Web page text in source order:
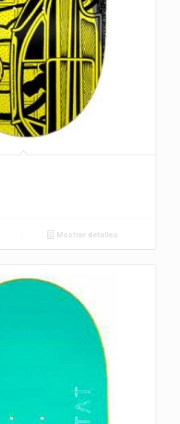
Mostrar detalles